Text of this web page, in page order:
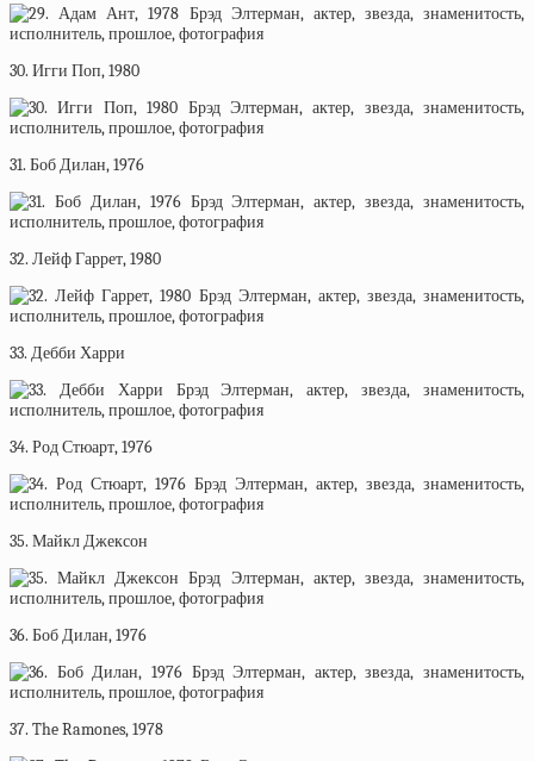
30. Игги Поп, 1980
31. Боб Дилан, 1976
32. Лейф Гаррет, 1980
33. Дебби Харри
34. Род Стюарт, 1976
35. Майкл Джексон
36. Боб Дилан, 1976
37. The Ramones, 1978